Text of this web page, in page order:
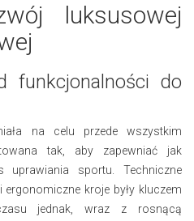
luksusowej
funkcjonalności do
na celu przede wszystkim
tak, aby zapewniać jak
uprawiania sportu. Techniczne
ergonomiczne kroje były kluczem
jednak, wraz z rosnącą